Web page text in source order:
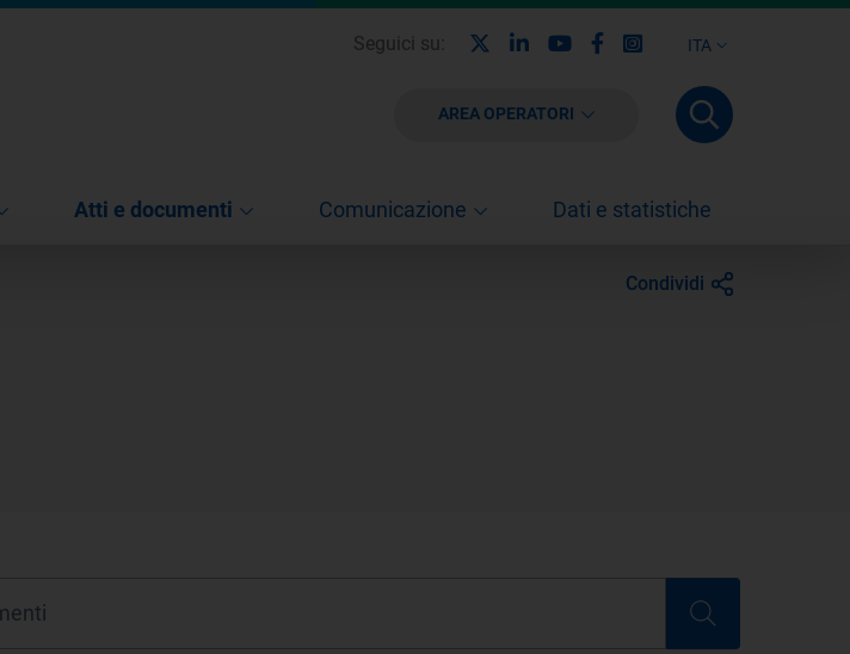
ITA
Seguici su: LinkedinYoutubeFacebook
Instagram
AREA OPERATORI
Atti e documenti Comunicazione Dati e statistiche
Condividi